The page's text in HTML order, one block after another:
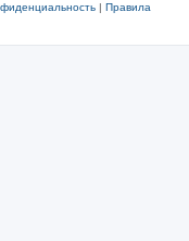
| Правила